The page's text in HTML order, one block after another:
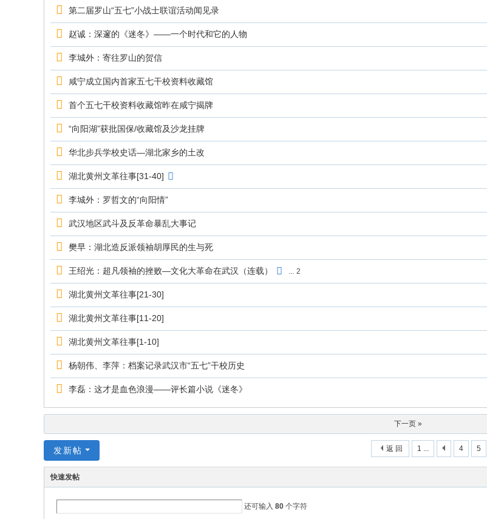
第二届罗山“五七”小战士联谊活动闻见录
赵诚：深邃的《迷冬》——一个时代和它的人物
李城外：寄往罗山的贺信
咸宁成立国内首家五七干校资料收藏馆
首个五七干校资料收藏馆昨在咸宁揭牌
“向阳湖”获批国保/收藏馆及沙龙挂牌
华北步兵学校史话—湖北家乡的土改
湖北黄州文革往事[31-40]
李城外：罗哲文的“向阳情”
武汉地区武斗及反革命暴乱大事记
樊早：湖北造反派领袖胡厚民的生与死
王绍光：超凡领袖的挫败—文化大革命在武汉（连载） ... 2
湖北黄州文革往事[21-30]
湖北黄州文革往事[11-20]
湖北黄州文革往事[1-10]
杨朝伟、李萍：档案记录武汉市“五七”干校历史
李磊：这才是血色浪漫——评长篇小说《迷冬》
下一页 »
1 ... 4 5
返 回
发新帖
快速发帖
还可输入 80 个字符